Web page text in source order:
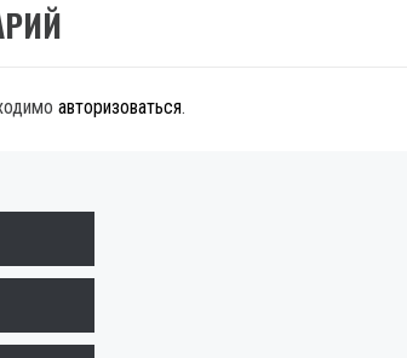
авторизоваться.